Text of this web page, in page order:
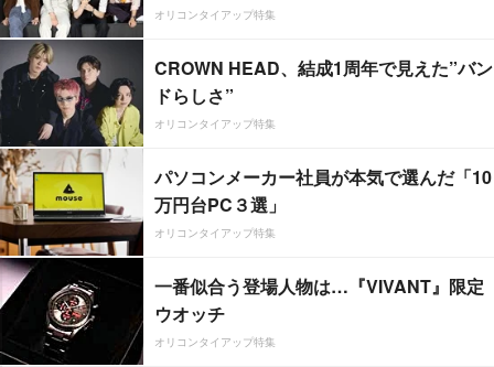
オリコンタイアップ特集
CROWN HEAD、結成1周年で見えた”バン
ドらしさ”
オリコンタイアップ特集
パソコンメーカー社員が本気で選んだ「10
万円台PC３選」
オリコンタイアップ特集
一番似合う登場人物は…『VIVANT』限定
ウオッチ
オリコンタイアップ特集